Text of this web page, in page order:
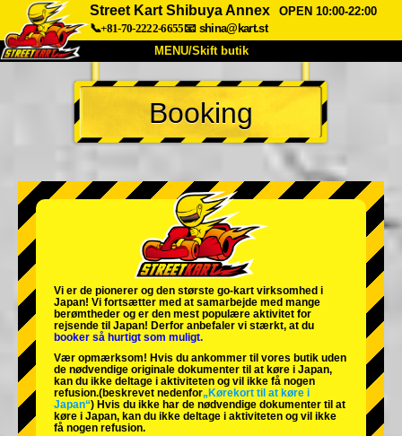
Street Kart Shibuya Annex
OPEN 10:00-22:00
📞+81-70-2222-6655📧 shina@kart.st
MENU/Skift butik
TOP
Om Specifikationer Pris
Virksomhed Booking
Skift butik
Tokyo Shinagawa Tokyo Akihabara#1
Tokyo Akihabara#2
Tokyo Shibuya Annex Tokyo Bay
Tokyo Asakusa Osaka
Okinawa
Booking
Vi er de pionerer og den største go-kart virksomhed i
Japan! Vi fortsætter med at samarbejde med mange
berømtheder og er den mest populære aktivitet for
rejsende til Japan! Derfor anbefaler vi stærkt, at du
booker så hurtigt som muligt.
Vær opmærksom! Hvis du ankommer til vores butik uden
de nødvendige originale dokumenter til at køre i Japan,
kan du ikke deltage i aktiviteten og vil ikke få nogen
refusion.(beskrevet nedenfor„Kørekort til at køre i
Japan“) Hvis du ikke har de nødvendige dokumenter til at
køre i Japan, kan du ikke deltage i aktiviteten og vil ikke
få nogen refusion.